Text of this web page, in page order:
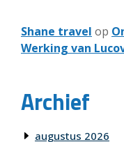
Shane travel op
Werking van
Archief
augustus 2026